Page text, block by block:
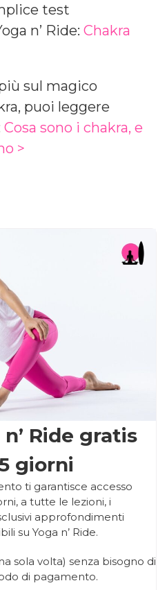
test
n’ Ride: Chakra
sul magico
puoi leggere
Cosa sono i chakra, e
>
Ride gratis
giorni
ti garantisce accesso
a tutte le lezioni, i
approfondimenti
su Yoga n’ Ride.
sola volta) senza bisogno di
di pagamento.